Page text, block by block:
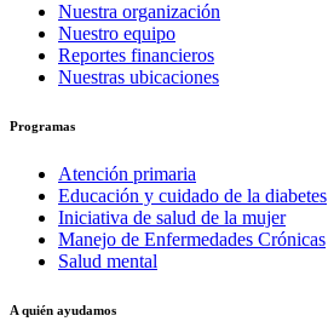
Nuestra organización
Nuestro equipo
Reportes financieros
Nuestras ubicaciones
Programas
Atención primaria
Educación y cuidado de la diabetes
Iniciativa de salud de la mujer
Manejo de Enfermedades Crónicas
Salud mental
A quién ayudamos